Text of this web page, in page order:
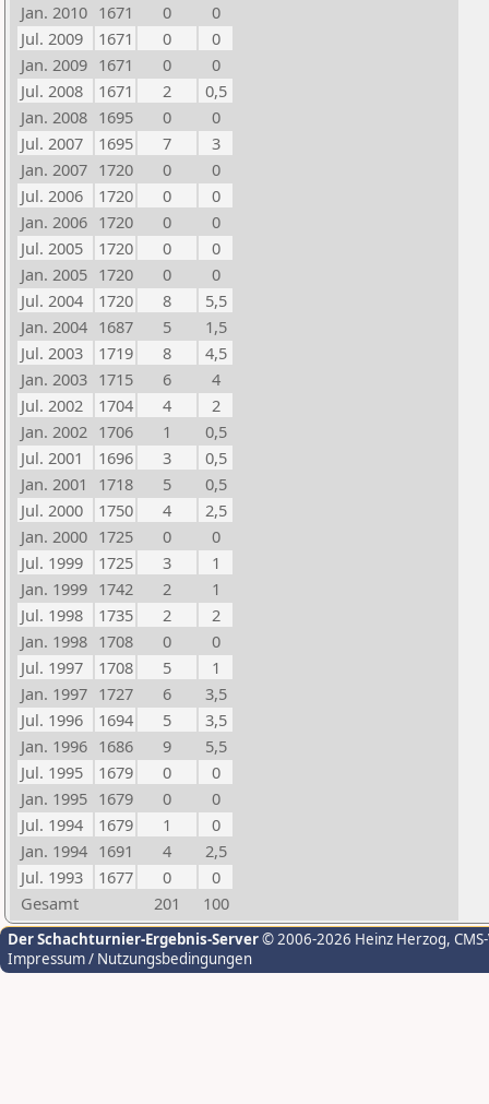
Jan. 2010 1671 0
0
Jul. 2009
1671 0
0
Jan. 2009 1671 0
0
Jul. 2008
1671 2
0,5
Jan. 2008 1695 0
0
Jul. 2007
1695 7
3
Jan. 2007 1720 0
0
Jul. 2006
1720 0
0
Jan. 2006 1720 0
0
Jul. 2005
1720 0
0
Jan. 2005 1720 0
0
Jul. 2004
1720 8
5,5
Jan. 2004 1687 5
1,5
Jul. 2003
1719 8
4,5
Jan. 2003 1715 6
4
Jul. 2002
1704 4
2
Jan. 2002 1706 1
0,5
Jul. 2001
1696 3
0,5
Jan. 2001
1718 5
0,5
Jul. 2000
1750 4
2,5
Jan. 2000 1725 0
0
Jul. 1999
1725 3
1
Jan. 1999 1742 2
1
Jul. 1998
1735 2
2
Jan. 1998 1708 0
0
Jul. 1997
1708 5
1
Jan. 1997 1727 6
3,5
Jul. 1996
1694 5
3,5
Jan. 1996 1686 9
5,5
Jul. 1995
1679 0
0
Jan. 1995 1679 0
0
Jul. 1994
1679 1
0
Jan. 1994 1691 4
2,5
Jul. 1993
1677 0
0
Gesamt
201 100
Der Schachturnier-Ergebnis-Server© 2006-2026 Heinz Herzog,
Impressum / Nutzungsbedingungen